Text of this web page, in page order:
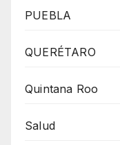
PUEBLA
QUERÉTARO
Quintana Roo
Salud